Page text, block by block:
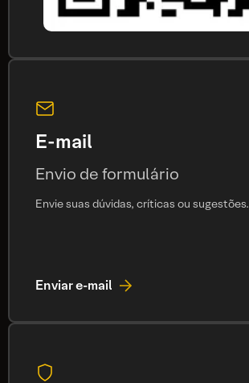
E-mail
Envio de formulário
Envie suas dúvidas, críticas ou sugestões.
Enviar e-mail